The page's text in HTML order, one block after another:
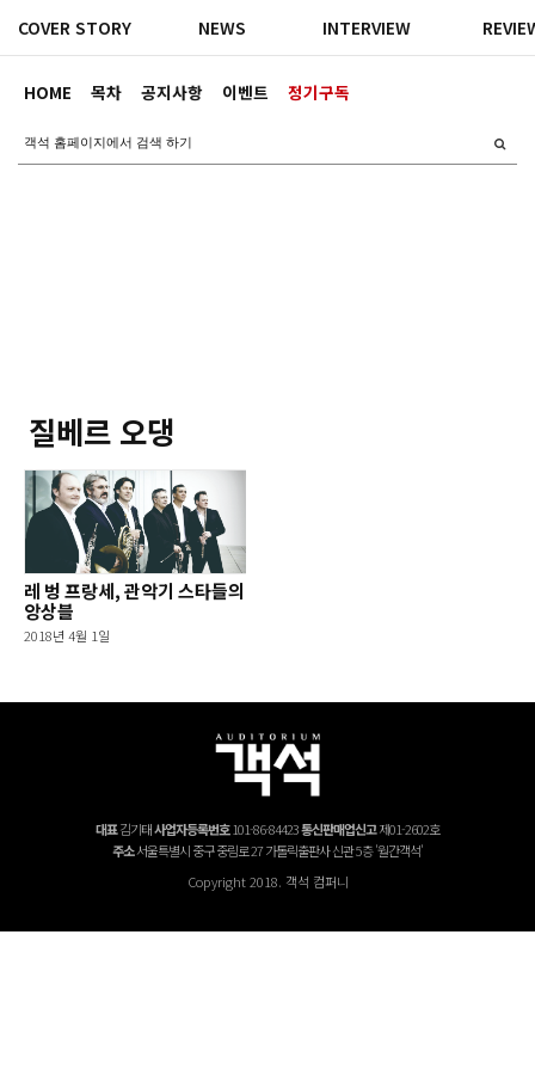
HOME 목차 공지사항 이벤트 정기구독
COVER STORY NEWS INTERVIEW
질베르 오댕
레 벙 프랑세, 관악기 스타들의
앙상블
2018년 4월 1일
대표김기태사업자등록번호101-86-84423통신판매업신고제01-2602호
주소서울특별시 중구 중림로 27 가톨릭출판사 신관 5층 '월간객석'
Copyright 2018. 객석 컴퍼니